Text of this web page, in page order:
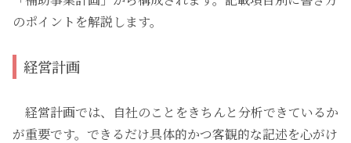
のポイントを解説します。
経営計画
経営計画では、自社のことをきちんと分析できているか
が重要です。できるだけ具体的かつ客観的な記述を心がけ